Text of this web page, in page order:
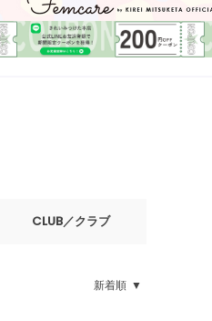
CLUB／クラブ
新着順